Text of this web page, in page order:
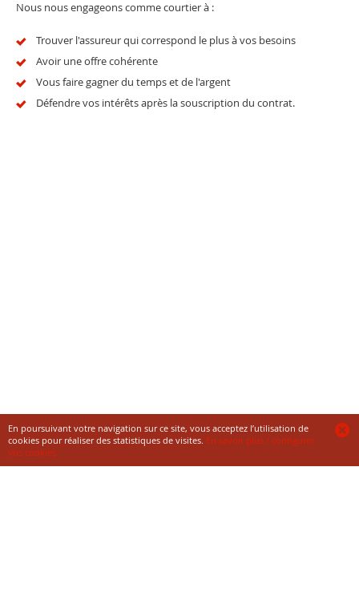
Nous nous engageons comme courtier à :
Trouver l'assureur qui correspond le plus à vos besoins
Avoir une offre cohérente
Vous faire gagner du temps et de l'argent
Défendre vos intérêts après la souscription du contrat.
En poursuivant votre navigation sur ce site, vous acceptez l’utilisation de
cookies pour réaliser des statistiques de visites. En savoir plus / configurer
vos cookies